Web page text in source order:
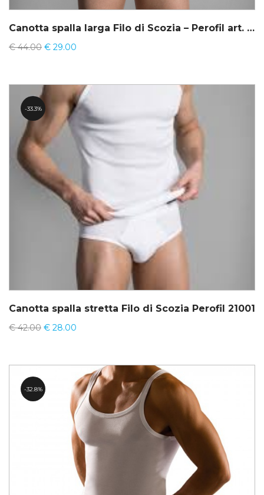
Canotta spalla larga Filo di Scozia – Perofil art. 21101
€44.00 € 29.00
33.3%
Canotta spalla stretta Filo di Scozia Perofil 21001
€42.00 € 28.00
32.8%